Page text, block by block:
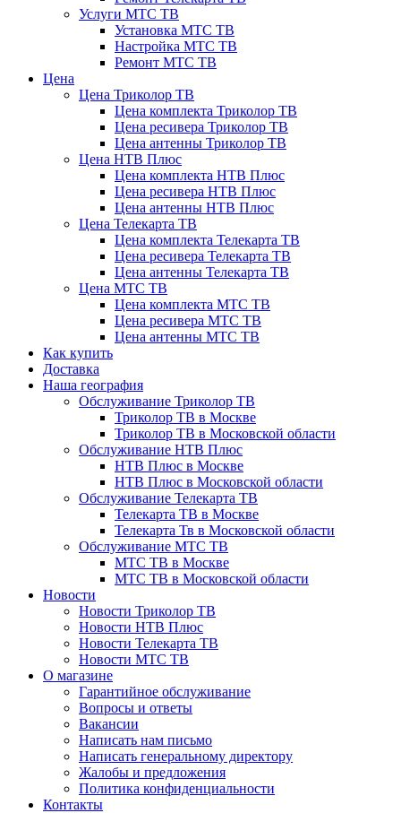
Услуги МТС ТВ
Установка МТС ТВ
Настройка МТС ТВ
Ремонт МТС ТВ
Цена
Цена Триколор ТВ
Цена комплекта Триколор ТВ
Цена ресивера Триколор ТВ
Цена антенны Триколор ТВ
Цена НТВ Плюс
Цена комплекта НТВ Плюс
Цена ресивера НТВ Плюс
Цена антенны НТВ Плюс
Цена Телекарта ТВ
Цена комплекта Телекарта ТВ
Цена ресивера Телекарта ТВ
Цена антенны Телекарта ТВ
Цена МТС ТВ
Цена комплекта МТС ТВ
Цена ресивера МТС ТВ
Цена антенны МТС ТВ
Как купить
Доставка
Наша география
Обслуживание Триколор ТВ
Триколор ТВ в Москве
Триколор ТВ в Московской области
Обслуживание НТВ Плюс
НТВ Плюс в Москве
НТВ Плюс в Московской области
Обслуживание Телекарта ТВ
Телекарта ТВ в Москве
Телекарта Тв в Московской области
Обслуживание МТС ТВ
МТС ТВ в Москве
МТС ТВ в Московской области
Новости
Новости Триколор ТВ
Новости НТВ Плюс
Новости Телекарта ТВ
Новости МТС ТВ
О магазине
Гарантийное обслуживание
Вопросы и ответы
Вакансии
Написать нам письмо
Написать генеральному директору
Жалобы и предложения
Политика конфиденциальности
Контакты